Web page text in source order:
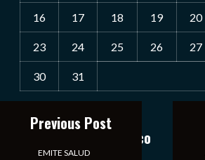
16 17 18 19 20
23 24 25 26 27
30 31
Notiexpress de México
Previous Post
EMITE SALUD